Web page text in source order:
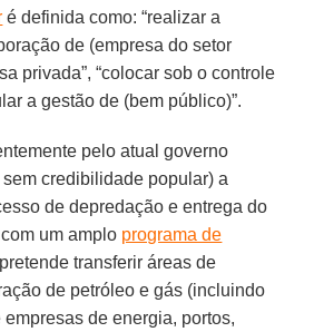
é definida como: “realizar a
de (empresa do setor
privada”, “colocar sob o controle
a gestão de (bem público)”.
pelo atual governo
credibilidade popular) a
de depredação e entrega do
um amplo programa de
transferir áreas de
de petróleo e gás (incluindo
empresas de energia, portos,